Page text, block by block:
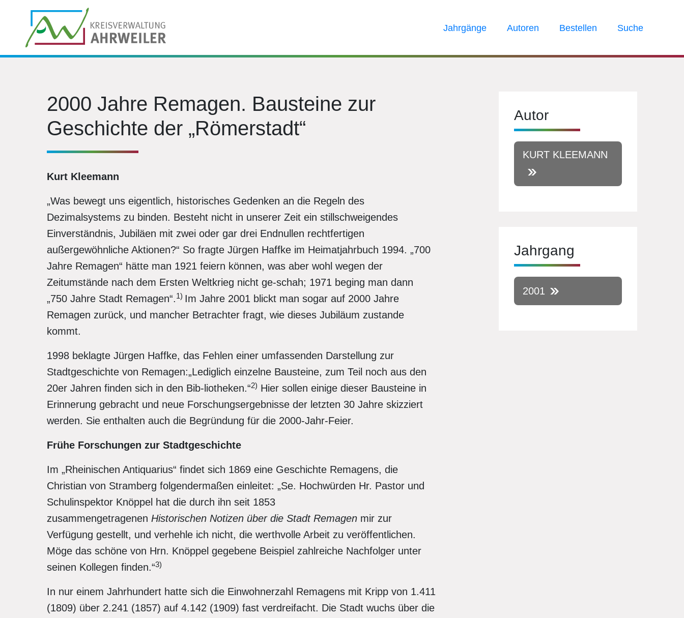
Jahrgänge Autoren Bestellen Suche
2000 Jahre Remagen. Bausteine zur
Geschichte der „Römerstadt“
Kurt Kleemann
„Was bewegt uns eigentlich, historisches Gedenken an die Regeln des
Dezimalsystems zu binden. Besteht nicht in unserer Zeit ein stillschweigendes
Einverständnis, Jubiläen mit zwei oder gar drei Endnullen rechtfertigen
außergewöhnliche Aktionen?“ So fragte Jürgen Haffke im Heimatjahrbuch 1994. „700
Jahre Remagen“ hätte man 1921 feiern können, was aber wohl wegen der
Zeitumstände nach dem Ersten Weltkrieg nicht ge-schah; 1971 beging man dann
„750 Jahre Stadt Remagen“.1) Im Jahre 2001 blickt man sogar auf 2000 Jahre
Remagen zurück, und mancher Betrachter fragt, wie dieses Jubiläum zustande
kommt.
1998 beklagte Jürgen Haffke, das Fehlen einer umfassenden Darstellung zur
Stadtgeschichte von Remagen:„Lediglich einzelne Bausteine, zum Teil noch aus den
20er Jahren finden sich in den Bib-liotheken.“2) Hier sollen einige dieser Bausteine in
Erinnerung gebracht und neue Forschungsergebnisse der letzten 30 Jahre skizziert
werden. Sie enthalten auch die Begründung für die 2000-Jahr-Feier.
Frühe Forschungen zur Stadtgeschichte
Im „Rheinischen Antiquarius“ findet sich 1869 eine Geschichte Remagens, die
Christian von Stramberg folgendermaßen einleitet: „Se. Hochwürden Hr. Pastor und
Schulinspektor Knöppel hat die durch ihn seit 1853
zusammengetragenen Historischen Notizen über die Stadt Remagen mir zur
Verfügung gestellt, und verhehle ich nicht, die werthvolle Arbeit zu veröffentlichen.
Möge das schöne von Hrn. Knöppel gegebene Beispiel zahlreiche Nachfolger unter
seinen Kollegen finden.“3)
In nur einem Jahrhundert hatte sich die Einwohnerzahl Remagens mit Kripp von 1.411
(1809) über 2.241 (1857) auf 4.142 (1909) fast verdreifacht. Die Stadt wuchs über die
Autor
KURT KLEEMANN
Jahrgang
2001